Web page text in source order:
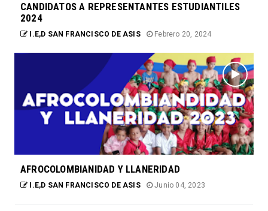
CANDIDATOS A REPRESENTANTES ESTUDIANTILES
2024
I.E,D SAN FRANCISCO DE ASIS Febrero 20, 2024
AFROCOLOMBIANIDAD Y LLANERIDAD
I.E,D SAN FRANCISCO DE ASIS Junio 04, 2023